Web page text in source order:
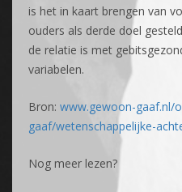
is het in kaart brengen van
ouders als derde doel
de relatie is met
variabelen.
Bron: www.gewoon-gaaf.nl/
gaaf/wetenschappelijke-
Nog meer lezen?